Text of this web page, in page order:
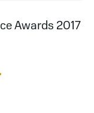
Awards 2017